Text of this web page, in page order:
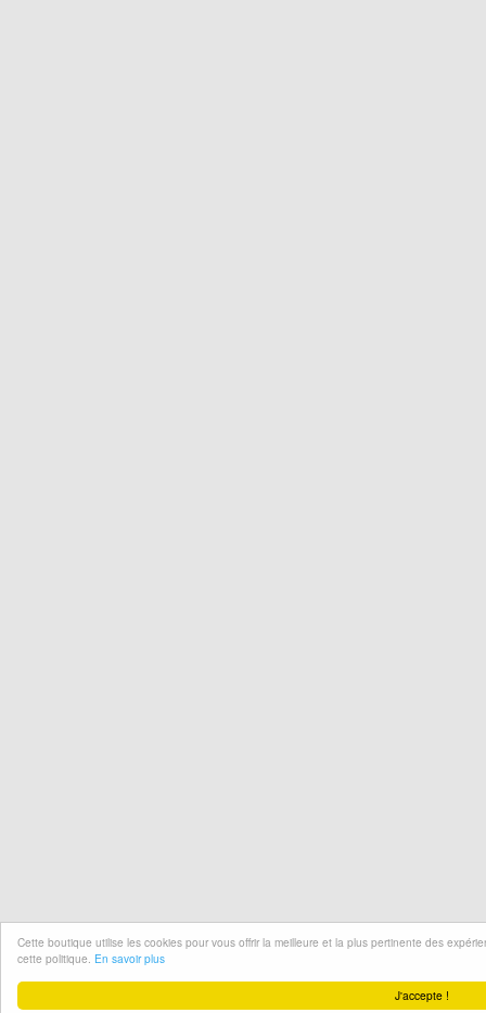
J'accepte !
Cette boutique utilise les cookies pour vous offrir la meilleure et la plus pertinente des
cette politique. En savoir plus